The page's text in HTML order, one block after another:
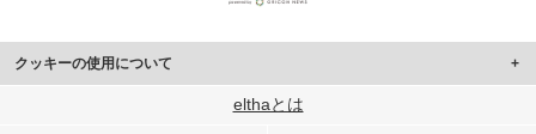
クッキーの使用について
このサイトでは Cookie を使用して、ユーザーに合わせたコンテンツや広告の
elthaとは